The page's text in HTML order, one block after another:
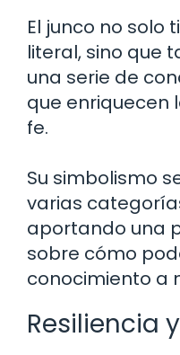
El junco no solo
literal, sino que
una serie de
que enriquecen
fe.
Su simbolismo
varias
aportando una
sobre cómo
conocimiento a
Resiliencia